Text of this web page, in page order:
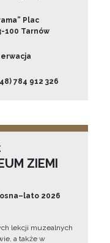
Plac
100 Tarnów
784 912 326
ZIEMI
2026
lekcji muzealnych
a także w